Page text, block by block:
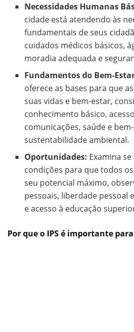
Necessidades Humanas
cidade está atendendo às
fundamentais de seus
cuidados médicos básicos,
moradia adequada e
Fundamentos do Bem-
oferece as bases para que
suas vidas e bem-estar,
conhecimento básico,
comunicações, saúde e
sustentabilidade ambiental.
Oportunidades: Examina
condições para que todos
seu potencial máximo,
pessoais, liberdade pessoal
e acesso à educação
Por que o IPS é importante